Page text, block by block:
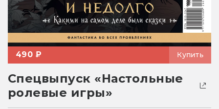
490 ₽ Купить
Спецвыпуск «Настольные
ролевые игры»